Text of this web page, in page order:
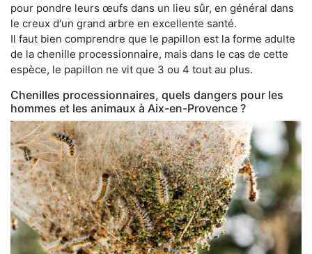
pour pondre leurs œufs dans un lieu sûr, en général dans
le creux d'un grand arbre en excellente santé.
Il faut bien comprendre que le papillon est la forme adulte
de la chenille processionnaire, mais dans le cas de cette
espèce, le papillon ne vit que 3 ou 4 tout au plus.
Chenilles processionnaires, quels dangers pour les
hommes et les animaux à Aix-en-Provence ?